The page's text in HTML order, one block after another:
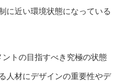
に近い環境状態になっている
トの目指すべき究極の状態
人材にデザインの重要性やデ